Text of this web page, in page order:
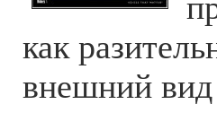
как
внешний вид